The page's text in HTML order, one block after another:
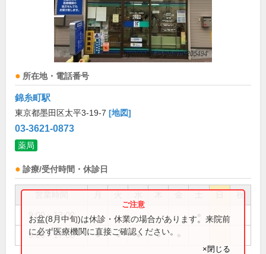
所在地・電話番号
錦糸町駅
東京都墨田区太平3-19-7 [地図]
03-3621-0873
薬局
診療/受付時間・休診日
祝
9:00～13:00
9:00～17:00 ● ● ● ●
お盆(8月中旬)は休診・休業の場合があります。来院前
に必ず医療機関に直接ご確認ください。
×閉じる